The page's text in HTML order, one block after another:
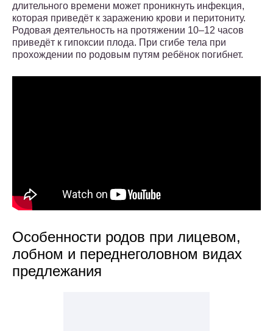
длительного времени может проникнуть инфекция,
которая приведёт к заражению крови и перитониту.
Родовая деятельность на протяжении 10–12 часов
приведёт к гипоксии плода. При сгибе тела при
прохождении по родовым путям ребёнок погибнет.
Особенности родов при лицевом,
лобном и переднеголовном видах
предлежания